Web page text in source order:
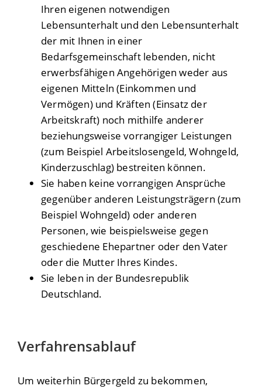
Ihren eigenen notwendigen
Lebensunterhalt und den Lebensunterhalt
der mit Ihnen in einer
Bedarfsgemeinschaft lebenden, nicht
erwerbsfähigen Angehörigen weder aus
eigenen Mitteln (Einkommen und
Vermögen) und Kräften (Einsatz der
Arbeitskraft) noch mithilfe anderer
beziehungsweise vorrangiger Leistungen
(zum Beispiel Arbeitslosengeld, Wohngeld,
Kinderzuschlag) bestreiten können.
Sie haben keine vorrangigen Ansprüche
gegenüber anderen Leistungsträgern (zum
Beispiel Wohngeld) oder anderen
Personen, wie beispielsweise gegen
geschiedene Ehepartner oder den Vater
oder die Mutter Ihres Kindes.
Sie leben in der Bundesrepublik
Deutschland.
Verfahrensablauf
Um weiterhin Bürgergeld zu bekommen,